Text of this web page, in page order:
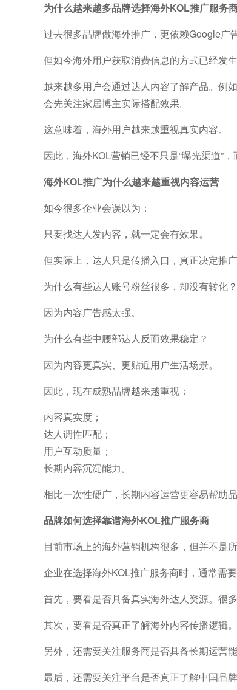
为什么越来越多品牌选择海外KOL推广服务
过去很多品牌做海外推广，更依赖Google广
但如今海外用户获取消费信息的方式已经发生
越来越多用户会通过达人内容了解产品。例
会先关注家居博主实际搭配效果。
这意味着，海外用户越来越重视真实内容。
因此，海外KOL营销已经不只是“曝光渠道”
海外KOL推广为什么越来越重视内容运营
如今很多企业会误以为：
只要找达人发内容，就一定会有效果。
但实际上，达人只是传播入口，真正决定推
为什么有些达人账号粉丝很多，却没有转化？
因为内容广告感太强。
为什么有些中腰部达人反而效果稳定？
因为内容更真实、更贴近用户生活场景。
因此，现在成熟品牌越来越重视：
内容真实度；
达人调性匹配；
用户互动质量；
长期内容沉淀能力。
相比一次性硬广，长期内容运营更容易帮助品
品牌如何选择靠谱海外KOL推广服务商
目前市场上的海外营销机构很多，但并不是
企业在选择海外KOL推广服务商时，通常需
首先，要看是否具备真实海外达人资源。很
其次，要看是否真正了解海外内容传播逻辑
另外，还需要关注服务商是否具备长期运营
最后，还需要关注平台是否真正了解中国品